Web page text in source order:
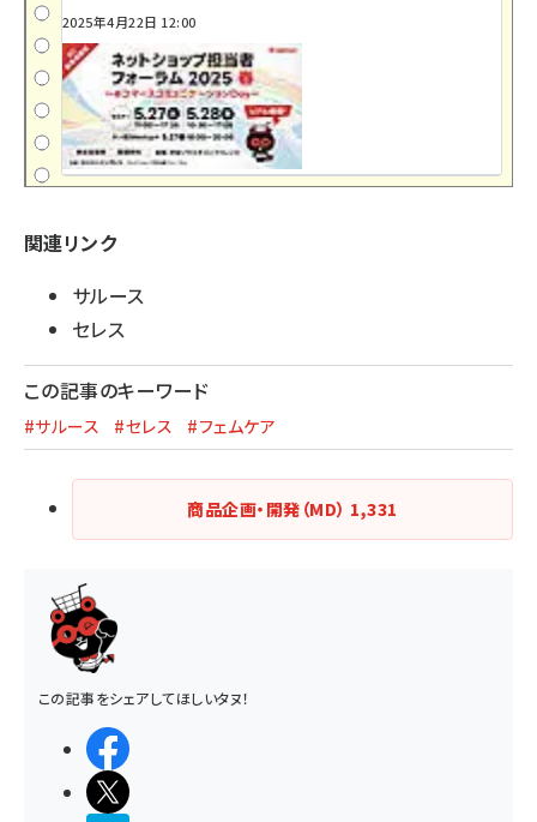
2025年4月22日 12:00
関連リンク
サルース
セレス
この記事のキーワード
#サルース #セレス #フェムケア
商品企画・開発（MD） 1,331
この記事をシェアしてほしいタヌ！